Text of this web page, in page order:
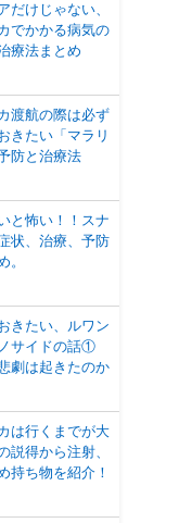
だけじゃない、
でかかる病気の
療法まとめ
渡航の際は必ず
きたい「マラリ
防と治療法
と怖い！！スナ
状、治療、予防
。
きたい、ルワン
サイドの話①
劇は起きたのか
は行くまでが大
説得から注射、
持ち物を紹介！